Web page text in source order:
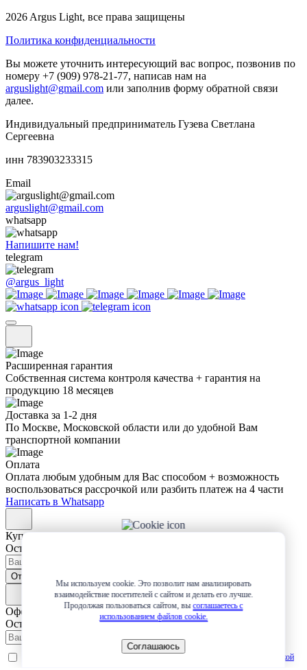
2026 Argus Light, все права защищены
Политика конфиденциальности
Вы можете уточнить интересующий вас вопрос, позвонив по
номеру +7 (909) 978-21-77, написав нам на
arguslight@gmail.com или заполнив форму обратной связи
далее.
Индивидуальный предприниматель Гузева Светлана
Сергеевна
инн 783903233315
Email
arguslight@gmail.com
whatsapp
Напишите нам!
telegram
@argus_light
Расширенная гарантия
Собственная система контроля качества + гарантия на
продукцию 18 месяцев
Доставка за 1-2 дня
По Москве, Московской области или до удобной Вам
транспортной компании
Оплата
Оплата любым удобным для Вас способом + возможность
воспользоваться рассрочкой или разбить платеж на 4 части
Написать в Whatsapp
Купить в 1 клик
Оставьте заявку и мы сами свяжемся с вами!
Отправить
Оформление заявки
Оставьте заявку и мы сами свяжемся с вами!
на обработку персональных данных в соответствии с
Политикой
Мы используем cookie. Это позволит нам анализировать
взаимодействие посетителей с сайтом и делать его лучше.
Продолжая пользоваться сайтом, высоглашаетесь с
использованием файлов cookie.
Соглашаюсь